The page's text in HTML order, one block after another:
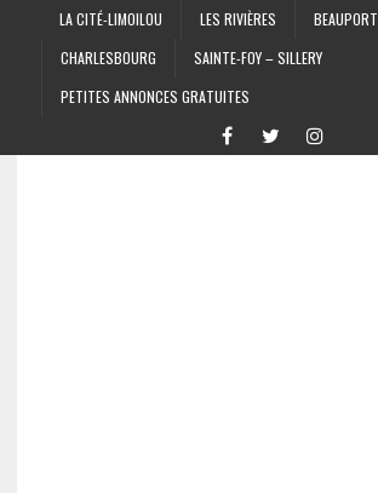
LA CITÉ-LIMOILOU LES RIVIÈRES
BEAUPORT
CHARLESBOURG
SAINTE-FOY – SILLERY
PETITES ANNONCES GRATUITES